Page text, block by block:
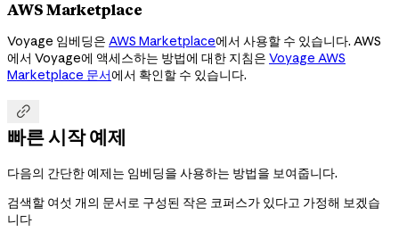
AWS Marketplace
Voyage 임베딩은 AWS Marketplace에서 사용할 수 있습니다. AWS
에서 Voyage에 액세스하는 방법에 대한 지침은 Voyage AWS
Marketplace 문서에서 확인할 수 있습니다.

빠른 시작 예제
다음의 간단한 예제는 임베딩을 사용하는 방법을 보여줍니다.
검색할 여섯 개의 문서로 구성된 작은 코퍼스가 있다고 가정해 보겠습
니다